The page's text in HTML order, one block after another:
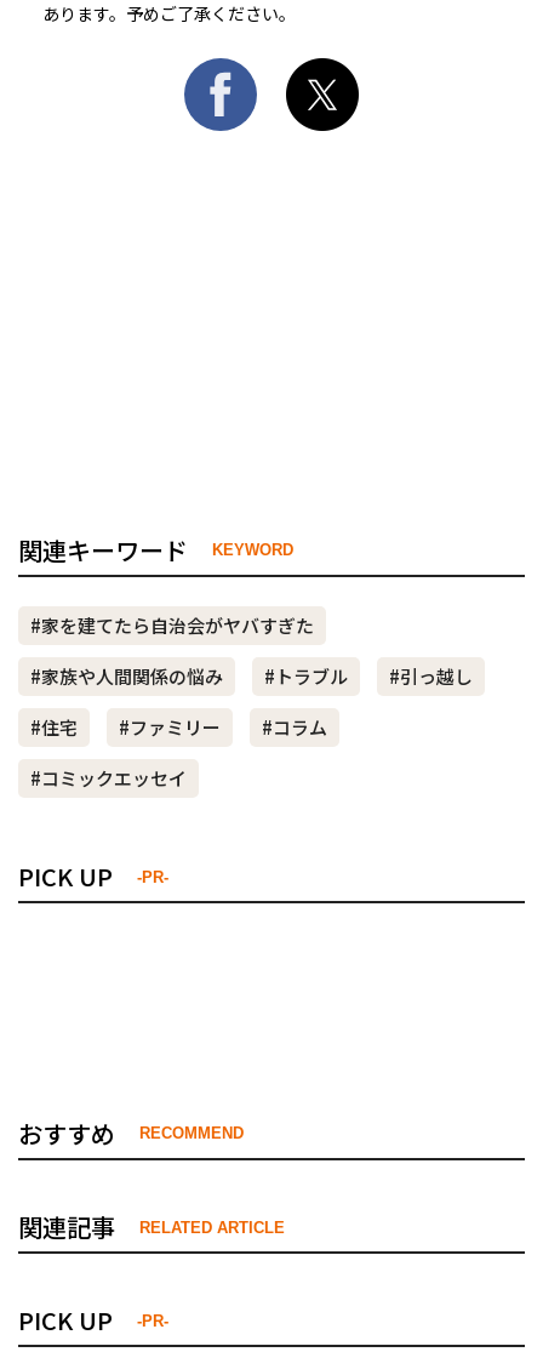
あります。予めご了承ください。
関連キーワード KEYWORD
#家を建てたら自治会がヤバすぎた
#家族や人間関係の悩み
#トラブル
#引っ越し
#住宅
#ファミリー
#コラム
#コミックエッセイ
PICK UP -PR-
おすすめ RECOMMEND
関連記事 RELATED ARTICLE
PICK UP -PR-